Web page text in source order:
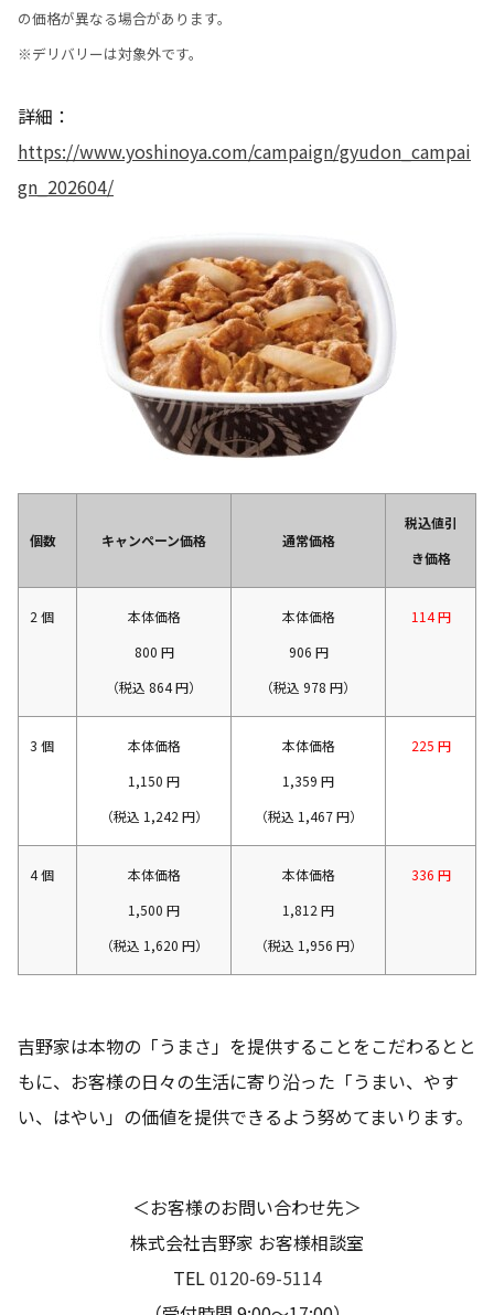
の価格が異なる場合があります。
※デリバリーは対象外です。
詳細：
https://www.yoshinoya.com/campaign/gyudon_campai
gn_202604/
個数 キャンペーン価格 通常価格
税込値引
き価格
2 個
本体価格
800 円
（税込 864 円）
本体価格
906 円
（税込 978 円）
114 円
3 個
本体価格
1,150 円
（税込 1,242 円）
本体価格
1,359 円
（税込 1,467 円）
225 円
4 個
本体価格
1,500 円
（税込 1,620 円）
本体価格
1,812 円
（税込 1,956 円）
336 円
吉野家は本物の「うまさ」を提供することをこだわるとと
もに、お客様の日々の生活に寄り沿った「うまい、やす
い、はやい」の価値を提供できるよう努めてまいります。
＜お客様のお問い合わせ先＞
株式会社吉野家 お客様相談室
TEL 0120-69-5114